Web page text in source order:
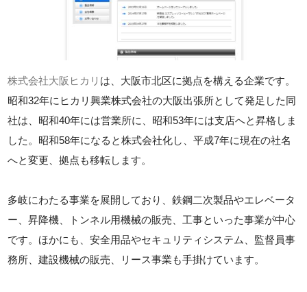
株式会社大阪ヒカリ は、大阪市北区に拠点を構える企業です。
昭和32年にヒカリ興業株式会社の大阪出張所として発足した同
社は、昭和40年には営業所に、昭和53年には支店へと昇格しま
した。昭和58年になると株式会社化し、平成7年に現在の社名
へと変更、拠点も移転します。
多岐にわたる事業を展開しており、鉄鋼二次製品やエレベータ
ー、昇降機、トンネル用機械の販売、工事といった事業が中心
です。ほかにも、安全用品やセキュリティシステム、監督員事
務所、建設機械の販売、リース事業も手掛けています。